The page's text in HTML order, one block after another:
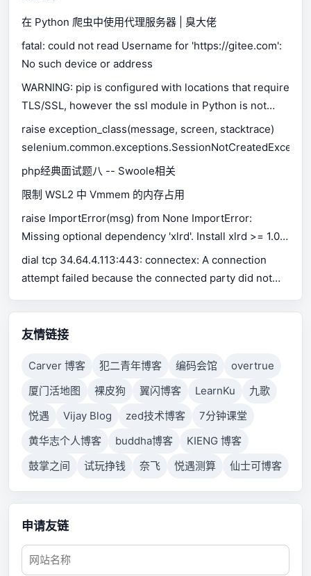
在 Python 爬虫中使用代理服务器 | 臭大佬
fatal: could not read Username for 'https://gitee.com':
No such device or address
WARNING: pip is configured with locations that require
TLS/SSL, however the ssl module in Python is not
available.
raise exception_class(message, screen, stacktrace)
php经典面试题八 -- Swoole相关
限制 WSL2 中 Vmmem 的内存占用
raise ImportError(msg) from None ImportError:
Missing optional dependency 'xlrd'. Install xlrd >= 1.0.0
for Excel support Use pip or conda to install xlrd.
dial tcp 34.64.4.113:443: connectex: A connection
attempt failed because the connected party did not
connection failed because connected host has failed
to respond.
友情链接
Carver 博客 犯二青年博客 编码会馆
overtrue
厦门活地图
裸皮狗 翼闪博客 LearnKu
九歌
悦遇
Vijay Blog zed技术博客
7分钟课堂
黄华志个人博客
buddha博客
KIENG 博客
鼓掌之间
试玩挣钱 奈飞 悦遇测算 仙士可博客
申请友链